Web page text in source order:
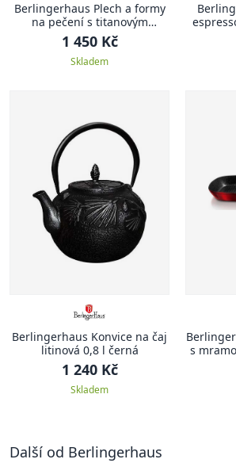
Berlingerhaus Plech a formy
na pečení s titanovým
povrchem sada 3 ks Carbon
PRO Line BH-7634
1 450 Kč
Skladem
Berlingerhaus Konvice na čaj
litinová 0,8 l černá
1 240 Kč
Skladem
s
cm
Další od Berlingerhaus